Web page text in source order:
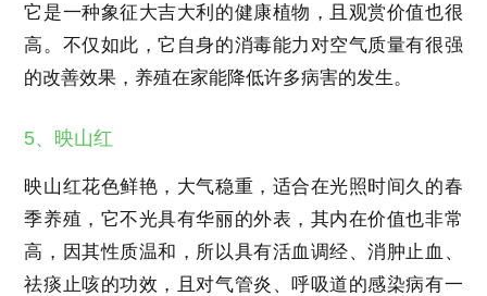
它是一种象征大吉大利的健康植物，且观赏价值也很
高。不仅如此，它自身的消毒能力对空气质量有很强
的改善效果，养殖在家能降低许多病害的发生。
5、映山红
映山红花色鲜艳，大气稳重，适合在光照时间久的春
季养殖，它不光具有华丽的外表，其内在价值也非常
高，因其性质温和，所以具有活血调经、消肿止血、
祛痰止咳的功效，且对气管炎、呼吸道的感染病有一